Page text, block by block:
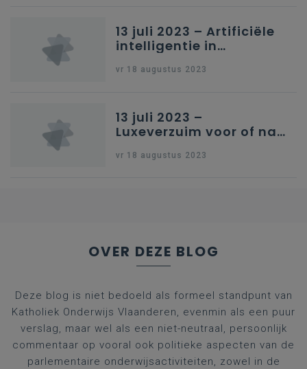
13 juli 2023 – Artificiële
intelligentie in
vr 18 augustus 2023
13 juli 2023 –
Luxeverzuim voor of na
vr 18 augustus 2023
OVER DEZE BLOG
Deze blog is niet bedoeld als formeel standpunt van
Katholiek Onderwijs Vlaanderen, evenmin als een puur
verslag, maar wel als een niet-neutraal, persoonlijk
commentaar op vooral ook politieke aspecten van de
parlementaire onderwijsactiviteiten, zowel in de